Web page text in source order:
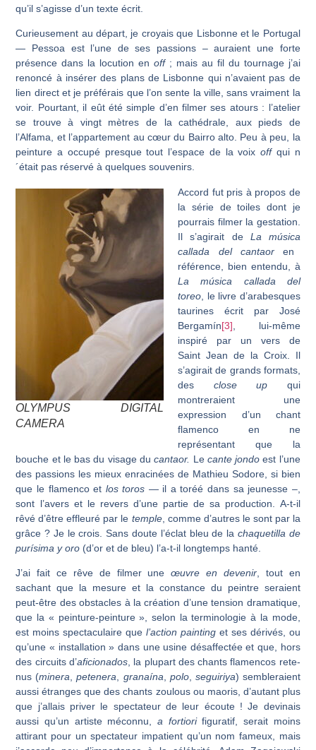
qu’il s’agisse d’un texte écrit.
Curieusement au départ, je croyais que Lisbonne et le Portugal
— Pessoa est l’une de ses passions – auraient une forte
présence dans la locution enoff; mais au fil du tournage j’ai
renoncé à insérer des plans de Lisbonne qui n’avaient pas de
lien direct et je préférais que l’on sente la ville, sans vraiment la
voir. Pourtant, il eût été simple d’en filmer ses atours : l’atelier
se trouve à vingt mètres de la cathédrale, aux pieds de
l’Alfama, et l’appartement au cœur du Bairro alto. Peu à peu, la
peinture a occupé presque tout l’espace de la voixoffqui n
´était pas réservé à quelques souvenirs.
OLYMPUS DIGITAL
CAMERA
Accord fut pris à propos de
la série de toiles dont je
pourrais filmer la gestation.
Il s’agirait de La música
callada del cantaoren
référence, bien entendu, à
La música callada del
toreo , le livre d’arabesques
taurines écrit par José
Bergamín[3] , lui-même
inspiré par un vers de
Saint Jean de la Croix. Il
s’agirait de grands formats,
des close up qui
montreraient une
expression d’un chant
flamenco en ne
représentant que la
bouche et le bas du visage ducantaor. Le cante jondoest l’une
des passions les mieux enra­cinées de Mathieu Sodore, si bien
que le flamenco et los toros — il a toréé dans sa jeunesse –,
sont l’avers et le revers d’une partie de sa production. A-t-il
rêvé d’être effleuré par le temple, comme d’autres le sont par la
grâce ? Je le crois. Sans doute l’éclat bleu de la chaquetilla de
purísima y oro (d’or et de bleu) l’a-t-il longtemps hanté.
J’ai fait ce rêve de filmer uneœuvre en devenir, tout en
sachant que la mesure et la constance du peintre seraient
peut-être des obstacles à la création d’une tension dra­matique,
que la « peinture-peinture », selon la terminologie à la mode,
est moins spec­taculaire quel’action painting et ses dérivés, ou
qu’une « installation » dans une usine désaffectée et que, hors
des circuits d’aficionados, la plupart des chants flamencos rete­
nus (minera ,petenera granaína polo, seguiriya) sembleraient
aussi étranges que des chants zoulous ou maoris, d’autant plus
que j’allais priver le spectateur de leur écoute ! Je devinais
aussi qu’un artiste méconnu, a fortiorifiguratif, serait moins
attirant pour un spectateur impatient qu’un nom fameux, mais